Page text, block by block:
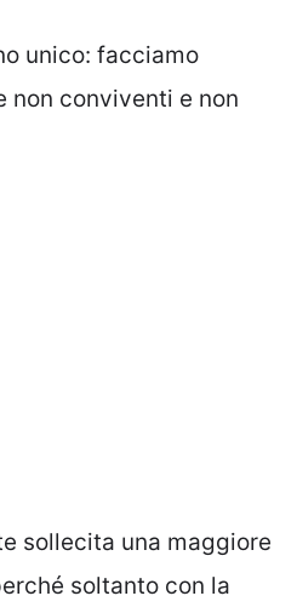
unico: facciamo
non conviventi e non
sollecita una maggiore
soltanto con la